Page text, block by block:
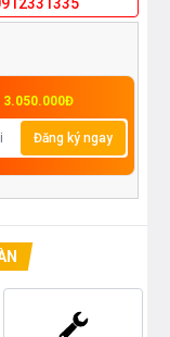
3.050.000Đ
Đăng ký ngay